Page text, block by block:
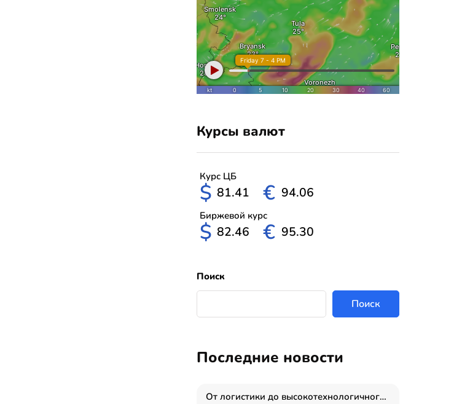
Курсы валют
Курс ЦБ
$ 81.41 € 94.06
Биржевой курс
$ 82.46 € 95.30
Поиск
Поиск
Последние новости
От логистики до высокотехнологичного производства: как основатель “гагаринга” выстраивает экосистему безопасности и гражданских БПЛА